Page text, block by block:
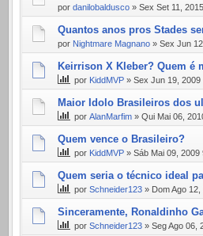
por danilobaldusco » Sex Set 11,
Quantos anos pros Stades
por Nightmare Magnano » Sex Jun
Keirrison X Kleber? Quem é
por KiddMVP » Sex Jun 19, 2009
Maior Idolo Brasileiros dos
por AlanMarfim » Qui Mai 06,
Quem vence o Brasileiro?
por KiddMVP » Sáb Mai 09, 2009
Quem seria o técnico ideal
por Schneider123 » Dom Ago
Sinceramente, Ronaldinho
por Schneider123 » Seg Ago 06,